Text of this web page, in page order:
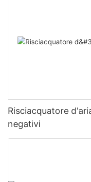
Risciacquatore
negativi